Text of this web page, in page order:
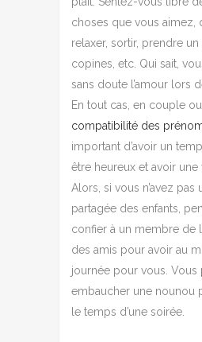
choses que vous aimez,
relaxer, sortir, prendre
copines, etc. Qui sait,
sans doute l’amour lors
En tout cas, en couple ou
compatibilité des
important d’avoir un
être heureux et avoir une
Alors, si vous n’avez pas
partagée des enfants,
confier à un membre de
des amis pour avoir au
journée pour vous. Vous
embaucher une nounou
le temps d’une soirée.